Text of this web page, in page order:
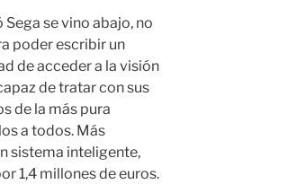
se vino abajo, no
poder escribir un
de acceder a la visión
de tratar con sus
de la más pura
a todos. Más
sistema inteligente,
1,4 millones de euros.